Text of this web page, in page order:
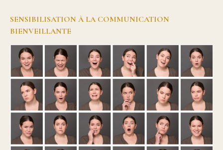
SENSIBILISATION À LA COMMUNICATION
BIENVEILLANTE